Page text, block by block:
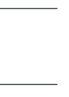
gabaritos